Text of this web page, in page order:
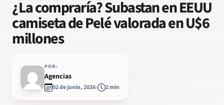
¿La compraría? Subastan en EEUU
camiseta de Pelé valorada en U$6
millones
POR:
Agencias
02 de junio, 2026 2 min